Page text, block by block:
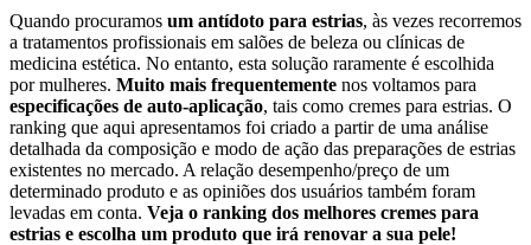
Quando procuramos um antídoto para estrias, às vezes recorremos
a tratamentos profissionais em salões de beleza ou clínicas de
medicina estética. No entanto, esta solução raramente é escolhida
por mulheres. Muito mais frequentemente nos voltamos para
especificações de auto-aplicação, tais como cremes para estrias. O
ranking que aqui apresentamos foi criado a partir de uma análise
detalhada da composição e modo de ação das preparações de estrias
existentes no mercado. A relação desempenho/preço de um
determinado produto e as opiniões dos usuários também foram
levadas em conta. Veja o ranking dos melhores cremes para
estrias e escolha um produto que irá renovar a sua pele!